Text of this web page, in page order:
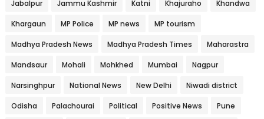
Jabalpur Jammu Kashmir Katni Khajuraho Khandwa
Khargaun MP Police MP news MP tourism
Madhya Pradesh News Madhya Pradesh Times Maharastra
Mandsaur Mohali Mohkhed Mumbai Nagpur
Narsinghpur National News New Delhi Niwadi district
Odisha Palachourai Political Positive News Pune